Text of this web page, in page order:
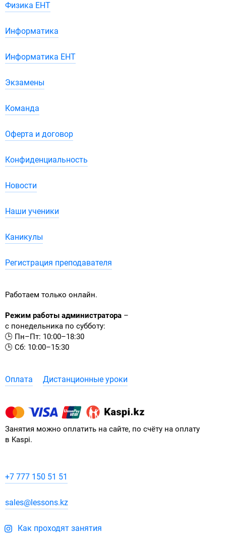
Физика ЕНТ
Информатика
Информатика ЕНТ
Экзамены
Команда
Оферта и договор
Конфиденциальность
Новости
Наши ученики
Каникулы
Регистрация преподавателя
Работаем только онлайн.
Режим работы администратора –
с понедельника по субботу:
🕒 Пн–Пт: 10:00–18:30
🕒 Сб: 10:00–15:30
Оплата Дистанционные уроки
Занятия можно оплатить на сайте, по счёту на оплату
в Kaspi.
+7 777 150 51 51
sales@lessons.kz
Как проходят занятия